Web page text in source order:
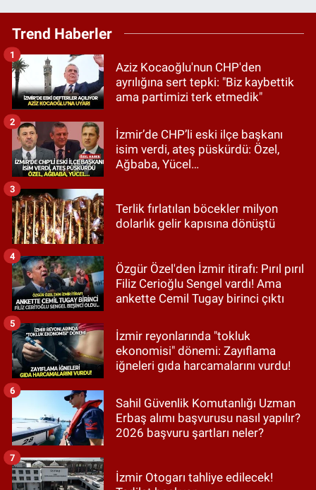
Trend Haberler
Aziz Kocaoğlu'nun CHP'den
ayrılığına sert tepki: "Biz kaybettik
ama partimizi terk etmedik"
1
İzmir’de CHP’li eski ilçe başkanı
isim verdi, ateş püskürdü: Özel,
Ağbaba, Yücel…
2
Terlik fırlatılan böcekler milyon
dolarlık gelir kapısına dönüştü
3
Özgür Özel'den İzmir itirafı: Pırıl pırıl
Filiz Cerioğlu Sengel vardı! Ama
ankette Cemil Tugay birinci çıktı
4
İzmir reyonlarında "tokluk
ekonomisi" dönemi: Zayıflama
iğneleri gıda harcamalarını vurdu!
5
Sahil Güvenlik Komutanlığı Uzman
Erbaş alımı başvurusu nasıl yapılır?
2026 başvuru şartları neler?
6
İzmir Otogarı tahliye edilecek!
7